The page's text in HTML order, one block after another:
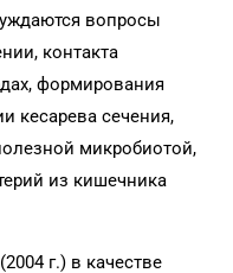
вопросы
контакта
формирования
кесарева сечения,
микробиотой,
из кишечника
г.) в качестве